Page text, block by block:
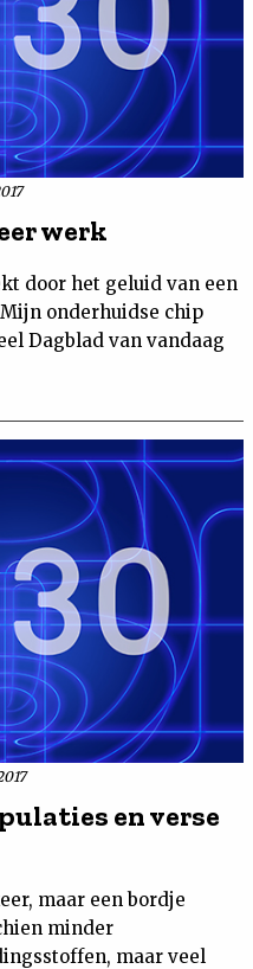
werk
door het geluid van een
onderhuidse chip
Dagblad van vandaag
en verse
maar een bordje
minder
maar veel